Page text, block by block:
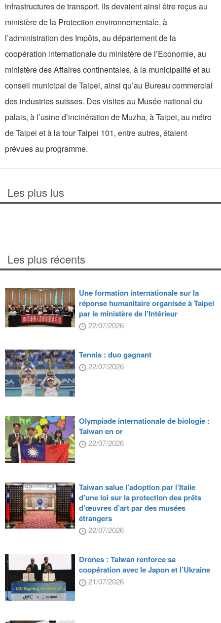
infrastructures de transport. Ils devaient ainsi être reçus au
ministère de la Protection environnementale, à
l’administration des Impôts, au département de la
coopération internationale du ministère de l’Economie, au
ministère des Affaires continentales, à la municipalité et au
conseil municipal de Taipei, ainsi qu’au Bureau commercial
des industries suisses. Des visites au Musée national du
palais, à l’usine d’incinération de Muzha, à Taipei, au métro
de Taipei et à la tour Taipei 101, entre autres, étaient
prévues au programme.
Les plus lus
Les plus récents
Une formation internationale sur la
réponse humanitaire organisée à Taipei
par le ministère de l’Intérieur
22/07/2026
Tennis : duo gagnant
22/07/2026
Olympiade internationale de biologie :
Taiwan en or
22/07/2026
Taiwan salue l’adoption par l’Italie
d’une loi sur la protection des prêts
d’œuvres d’art par des musées
étrangers
22/07/2026
Drones : Taiwan renforce sa
coopération avec le Japon et l’Ukraine
21/07/2026